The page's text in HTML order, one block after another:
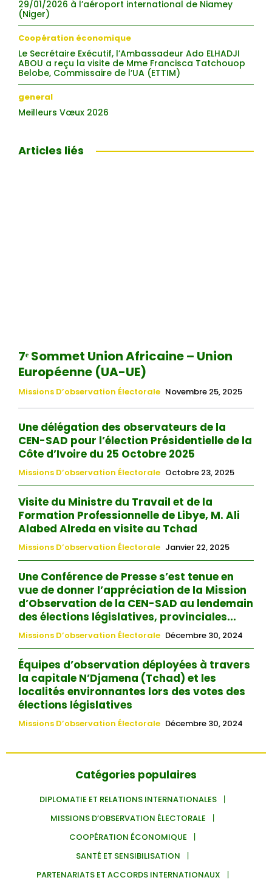
29/01/2026 à l’aéroport international de Niamey
(Niger)
Coopération économique
Le Secrétaire Exécutif, l’Ambassadeur Ado ELHADJI
ABOU a reçu la visite de Mme Francisca Tatchouop
Belobe, Commissaire de l’UA (ETTIM)
general
Meilleurs Vœux 2026
Articles liés
7ᵉ Sommet Union Africaine – Union
Européenne (UA-UE)
Missions D’observation Électorale Novembre 25, 2025
Une délégation des observateurs de la
CEN-SAD pour l’élection Présidentielle de la
Côte d’Ivoire du 25 Octobre 2025
Missions D’observation Électorale Octobre 23, 2025
Visite du Ministre du Travail et de la
Formation Professionnelle de Libye, M. Ali
Alabed Alreda en visite au Tchad
Missions D’observation Électorale Janvier 22, 2025
Une Conférence de Presse s’est tenue en
vue de donner l’appréciation de la Mission
d’Observation de la CEN-SAD au lendemain
des élections législatives, provinciales...
Missions D’observation Électorale Décembre 30, 2024
Équipes d’observation déployées à travers
la capitale N’Djamena (Tchad) et les
localités environnantes lors des votes des
élections législatives
Missions D’observation Électorale Décembre 30, 2024
Catégories populaires
DIPLOMATIE ET RELATIONS INTERNATIONALES
MISSIONS D’OBSERVATION ÉLECTORALE
COOPÉRATION ÉCONOMIQUE
SANTÉ ET SENSIBILISATION
PARTENARIATS ET ACCORDS INTERNATIONAUX